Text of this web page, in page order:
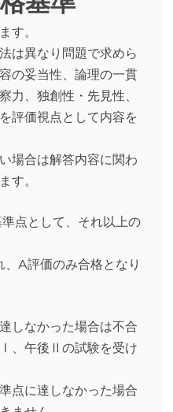
す。
は異なり問題で求めら
の妥当性、論理の一貫
力、独創性・先見性、
評価視点として内容を
場合は解答内容に関わ
す。
準点として、それ以上の
A評価のみ合格となり
しなかった場合は不合
、午後Ⅱの試験を受け
点に達しなかった場合